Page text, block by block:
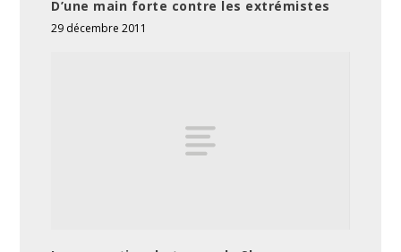
D’une main forte contre les extrémistes
29 décembre 2011